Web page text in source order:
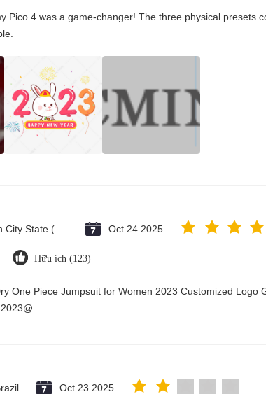
Pico 4 was a game-changer! The three physical presets
Oct 24.2025
Hữu ích (123)
One Piece Jumpsuit for Women 2023 Customized Logo
Oct 23.2025